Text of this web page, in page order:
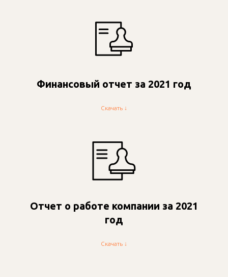
Финансовый отчет за 2021 год
Скачать ↓
Отчет о работе компании за 2021
год
Скачать ↓